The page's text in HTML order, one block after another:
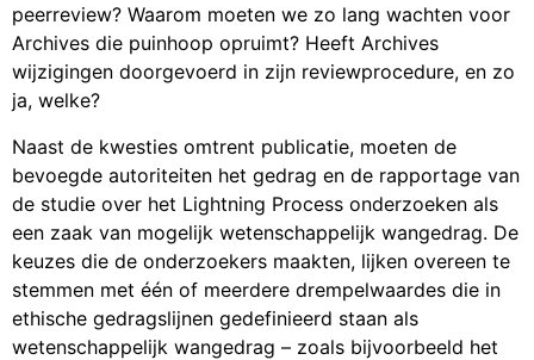
peerreview? Waarom moeten we zo lang wachten voor
Archives die puinhoop opruimt? Heeft Archives
wijzigingen doorgevoerd in zijn reviewprocedure, en zo
ja, welke?
Naast de kwesties omtrent publicatie, moeten de
bevoegde autoriteiten het gedrag en de rapportage van
de studie over het Lightning Process onderzoeken als
een zaak van mogelijk wetenschappelijk wangedrag. De
keuzes die de onderzoekers maakten, lijken overeen te
stemmen met één of meerdere drempelwaardes die in
ethische gedragslijnen gedefinieerd staan als
wetenschappelijk wangedrag – zoals bijvoorbeeld het